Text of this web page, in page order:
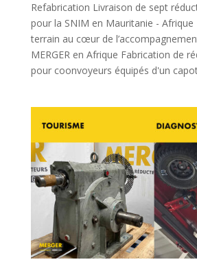
Refabrication Livraison de sept
pour la SNIM en Mauritanie -
terrain au cœur de
MERGER en Afrique Fabrication de
pour coonvoyeurs équipés d'un